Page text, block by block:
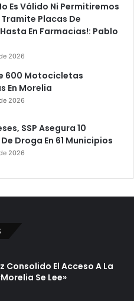
Es Válido Ni Permitiremos
Placas De
En Farmacias!: Pablo
2026
600 Motocicletas
En Morelia
2026
SSP Asegura 10
Droga En 61 Municipios
2026
El Acceso A La
Se Lee»